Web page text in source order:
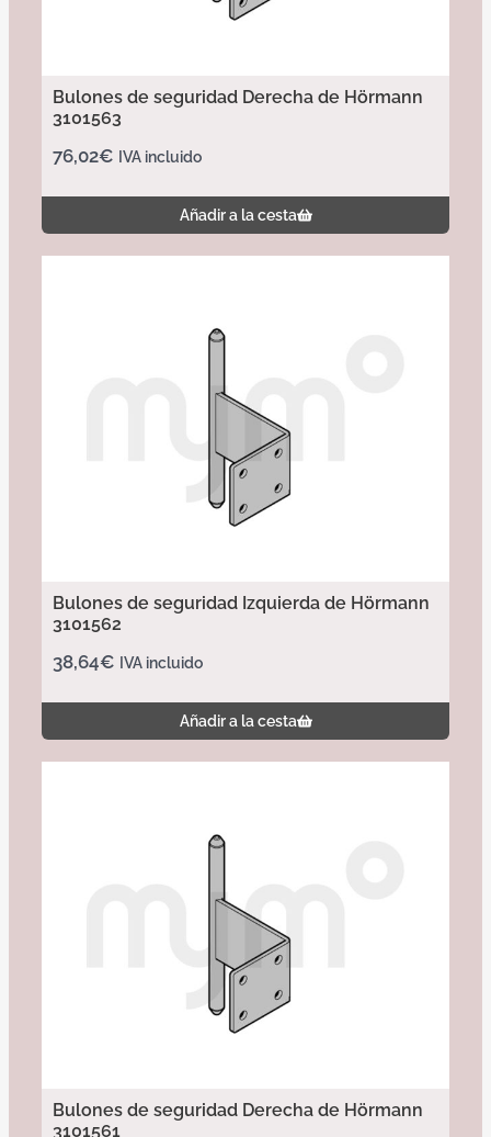
Bulones de seguridad Derecha de Hörmann
3101563
76,02€ IVA incluido
Añadir a la cesta
Bulones de seguridad Izquierda de Hörmann
3101562
38,64€ IVA incluido
Añadir a la cesta
Bulones de seguridad Derecha de Hörmann
3101561